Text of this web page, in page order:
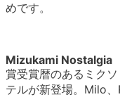
めです。
Mizukami Nostalgia
賞受賞暦のあるミク
テルが新登場。Milo